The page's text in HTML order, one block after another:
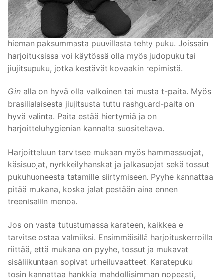
hieman paksummasta puuvillasta tehty puku. Joissain
harjoituksissa voi käytössä olla myös judopuku tai
jiujitsupuku, jotka kestävät kovaakin repimistä.
Gin alla on hyvä olla valkoinen tai musta t-paita. Myös
brasilialaisesta jiujitsusta tuttu rashguard-paita on
hyvä valinta. Paita estää hiertymiä ja on
harjoitteluhygienian kannalta suositeltava.
Harjoitteluun tarvitsee mukaan myös hammassuojat,
käsisuojat, nyrkkeilyhanskat ja jalkasuojat sekä tossut
pukuhuoneesta tatamille siirtymiseen. Pyyhe kannattaa
pitää mukana, koska jalat pestään aina ennen
treenisaliin menoa.
Jos on vasta tutustumassa karateen, kaikkea ei
tarvitse ostaa valmiiksi. Ensimmäisillä harjoituskerroilla
riittää, että mukana on pyyhe, tossut ja mukavat
sisäliikuntaan sopivat urheiluvaatteet. Karatepuku
tosin kannattaa hankkia mahdollisimman nopeasti,